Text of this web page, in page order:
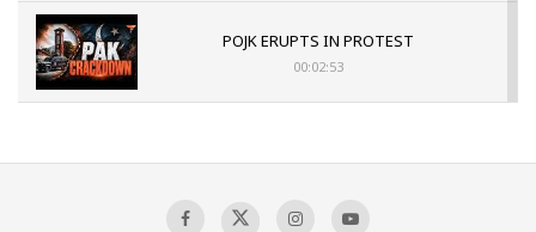
POJK ERUPTS IN PROTEST
00:02:53
Sagar